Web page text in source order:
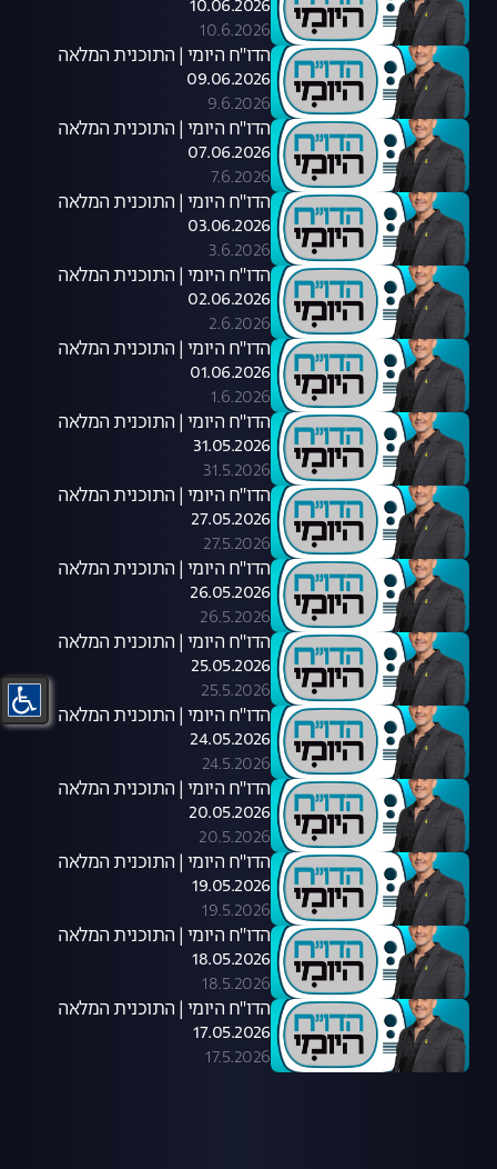
10.06.2026
10.6.2026
הדו"ח היומי | התוכנית המלאה
09.06.2026
9.6.2026
הדו"ח היומי | התוכנית המלאה
07.06.2026
7.6.2026
הדו"ח היומי | התוכנית המלאה
03.06.2026
3.6.2026
הדו"ח היומי | התוכנית המלאה
02.06.2026
2.6.2026
הדו"ח היומי | התוכנית המלאה
01.06.2026
1.6.2026
הדו"ח היומי | התוכנית המלאה
31.05.2026
31.5.2026
הדו"ח היומי | התוכנית המלאה
27.05.2026
27.5.2026
הדו"ח היומי | התוכנית המלאה
26.05.2026
26.5.2026
הדו"ח היומי | התוכנית המלאה
25.05.2026
25.5.2026
הדו"ח היומי | התוכנית המלאה
24.05.2026
24.5.2026
הדו"ח היומי | התוכנית המלאה
20.05.2026
20.5.2026
הדו"ח היומי | התוכנית המלאה
19.05.2026
19.5.2026
הדו"ח היומי | התוכנית המלאה
18.05.2026
18.5.2026
הדו"ח היומי | התוכנית המלאה
17.05.2026
17.5.2026